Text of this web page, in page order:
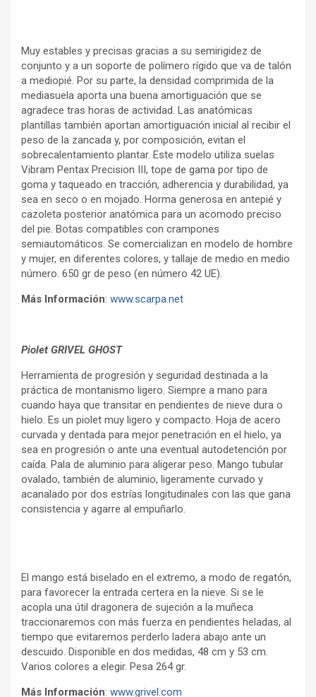
Muy estables y precisas gracias a su semirigidez de
conjunto y a un soporte de polímero rígido que va de talón
a mediopié. Por su parte, la densidad comprimida de la
mediasuela aporta una buena amortiguación que se
agradece tras horas de actividad. Las anatómicas
plantillas también aportan amortiguación inicial al recibir el
peso de la zancada y, por composición, evitan el
sobrecalentamiento plantar. Este modelo utiliza suelas
Vibram Pentax Precision III, tope de gama por tipo de
goma y taqueado en tracción, adherencia y durabilidad, ya
sea en seco o en mojado. Horma generosa en antepié y
cazoleta posterior anatómica para un acomodo preciso
del pie. Botas compatibles con crampones
semiautomáticos. Se comercializan en modelo de hombre
y mujer, en diferentes colores, y tallaje de medio en medio
número. 650 gr de peso (en número 42 UE).
Más Información: www.scarpa.net
Piolet GRIVEL GHOST
Herramienta de progresión y seguridad destinada a la
práctica de montanismo ligero. Siempre a mano para
cuando haya que transitar en pendientes de nieve dura o
hielo. Es un piolet muy ligero y compacto. Hoja de acero
curvada y dentada para mejor penetración en el hielo, ya
sea en progresión o ante una eventual autodetención por
caída. Pala de aluminio para aligerar peso. Mango tubular
ovalado, también de aluminio, ligeramente curvado y
acanalado por dos estrías longitudinales con las que gana
consistencia y agarre al empuñarlo.
El mango está biselado en el extremo, a modo de regatón,
para favorecer la entrada certera en la nieve. Si se le
acopla una útil dragonera de sujeción a la muñeca
traccionaremos con más fuerza en pendientes heladas, al
tiempo que evitaremos perderlo ladera abajo ante un
descuido. Disponible en dos medidas, 48 cm y 53 cm.
Varios colores a elegir. Pesa 264 gr.
Más Información: www.grivel.com